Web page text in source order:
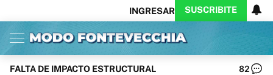
INGRESAR SUSCRIBITE
Inicio Ahora
Opinión
Política
Ciencia
Protagonistas
Actualidad
FALTA DE IMPACTO ESTRUCTURAL 82